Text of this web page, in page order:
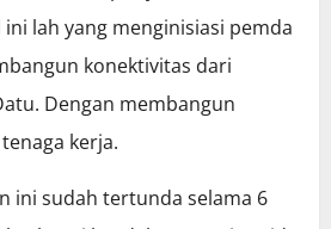
lah yang menginisiasi pemda
konektivitas dari
Dengan membangun
kerja.
ini sudah tertunda selama 6